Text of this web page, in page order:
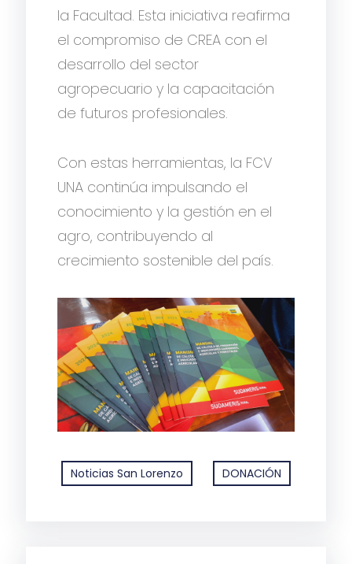
la Facultad. Esta iniciativa reafirma
el compromiso de CREA con el
desarrollo del sector
agropecuario y la capacitación
de futuros profesionales.
Con estas herramientas, la FCV
UNA continúa impulsando el
conocimiento y la gestión en el
agro, contribuyendo al
crecimiento sostenible del país.
Noticias San Lorenzo DONACIÓN